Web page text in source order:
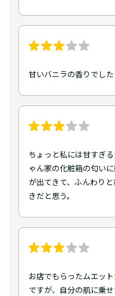
甘いバニラの香りでした
ちょっと私には甘すぎ
ゃん家の化粧箱の匂い
が出てきて、ふんわり
きだと思う。
お店でもらったムエッ
ですが、自分の肌に乗